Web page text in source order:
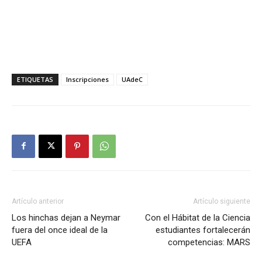
ETIQUETAS Inscripciones UAdeC
Artículo anterior
Los hinchas dejan a Neymar
fuera del once ideal de la
UEFA
Artículo siguiente
Con el Hábitat de la Ciencia
estudiantes fortalecerán
competencias: MARS